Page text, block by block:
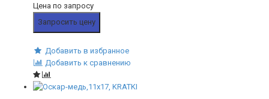
Цена по запросу
Запросить цену
Добавить в избранное
Добавить к сравнению